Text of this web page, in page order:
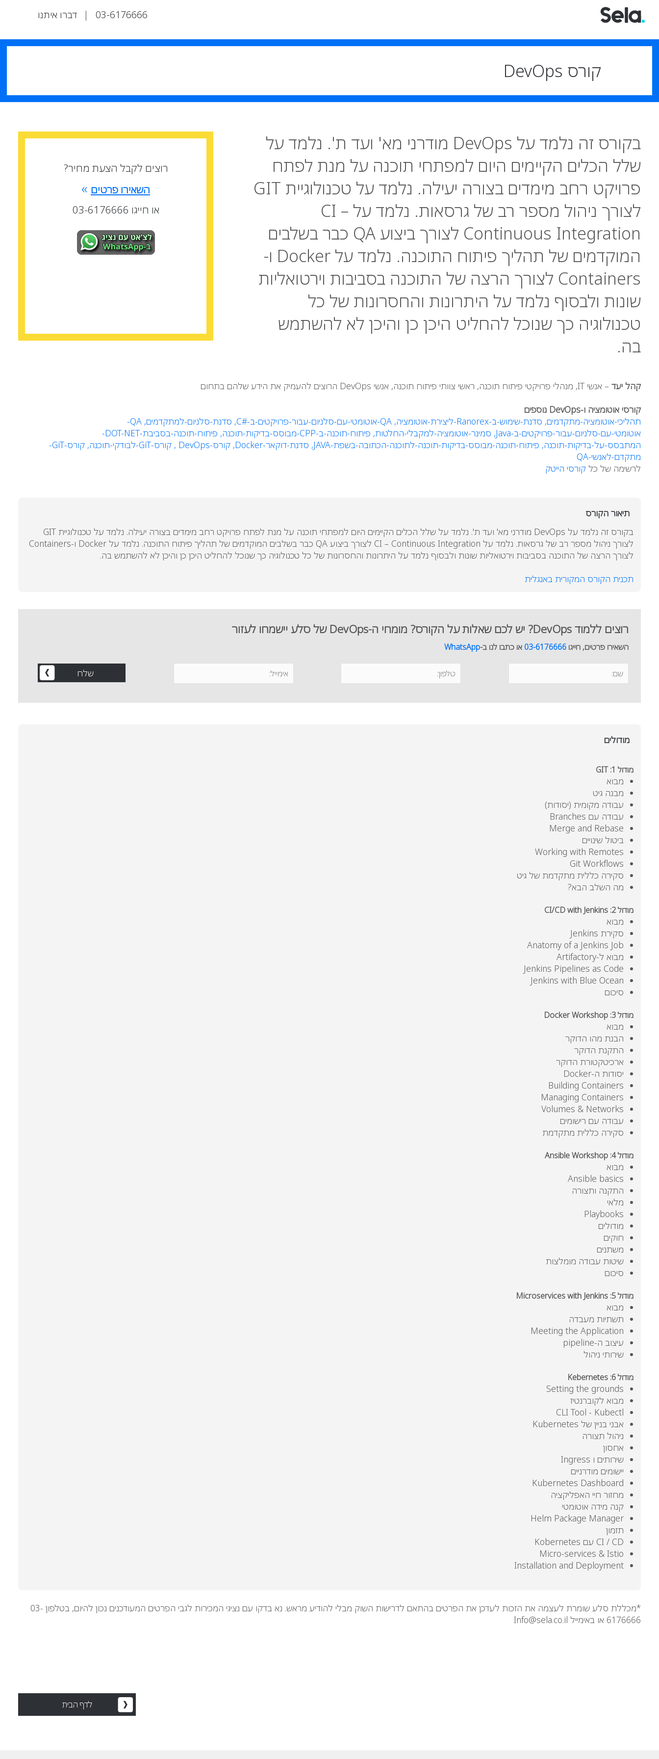
03-6176666
| דברו איתנו
קורס DevOps
בקורס זה נלמד על DevOps מודרני מא' ועד ת'. נלמד על
שלל הכלים הקיימים היום למפתחי תוכנה על מנת לפתח
פרויקט רחב מימדים בצורה יעילה. נלמד על טכנולוגיית GIT
לצורך ניהול מספר רב של גרסאות. נלמד על CI –
Continuous Integration לצורך ביצוע QA כבר בשלבים
המוקדמים של תהליך פיתוח התוכנה. נלמד על Docker ו-
Containers לצורך הרצה של התוכנה בסביבות וירטואליות
שונות ולבסוף נלמד על היתרונות והחסרונות של כל
טכנולוגיה כך שנוכל להחליט היכן כן והיכן לא להשתמש
בה.
קהל יעד – אנשי IT, מנהלי פרויקטי פיתוח תוכנה, ראשי צוותי פיתוח תוכנה, אנשי DevOps הרוצים להעמיק את הידע שלהם בתחום
קורסי אוטומציה ו-DevOps נוספים
תהליכי-אוטומציה-מתקדמים, סדנת-שימוש-ב-Ranorex-ליצירת-אוטומציה, QA-אוטומטי-עם-סלניום-עבור-פרויקטים-ב-#C
, סדנת-סלניום-למתקדמים, QA
-
אוטומטי-עם-סלניום-עבור-פרויקטים-ב-Java
, סמינר-אוטומציה-למקבלי-החלטות, פיתוח-תוכנה-ב-CPP-מבוסס-בדיקות-תוכנה,
פיתוח-תוכנה-בסביבת-DOT-NET-
המתבסס-על-בדיקות-תוכנה, פיתוח-תוכנה-מבוסס-בדיקות-תוכנה-לתוכנה-הכתובה-בשפת-JAVA, סדנת-דוקאר-Docker, קורס-DevOps , קורס-GiT-לבודקי-תוכנה,
קורס-GiT-
מתקדם-לאנשי-QA
לרשימה של כל קורסי הייטק
תיאור הקורס
בקורס זה נלמד על DevOps מודרני מא' ועד ת'. נלמד על שלל הכלים הקיימים היום למפתחי תוכנה על מנת לפתח פרויקט רחב מימדים בצורה יעילה. נלמד על טכנולוגיית GIT
לצורך ניהול מספר רב של גרסאות. נלמד על CI – Continuous Integration לצורך ביצוע QA כבר בשלבים המוקדמים של תהליך פיתוח התוכנה. נלמד על Docker ו-Containers
לצורך הרצה של התוכנה בסביבות וירטואליות שונות ולבסוף נלמד על היתרונות והחסרונות של כל טכנולוגיה כך שנוכל להחליט היכן כן והיכן לא להשתמש בה.
תכנית הקורס המקורית באנגלית
רוצים ללמוד DevOps? יש לכם שאלות על הקורס? מומחי ה-DevOps של סלע יישמחו לעזור
השאירו פרטים, חייגו03-6176666 או כתבו לנו ב-WhatsApp
מודולים
מודול 1: GIT
מבוא
מבנה גיט
עבודה מקומית (יסודות)
עבודה עם Branches
Merge and Rebase
ביטול שינויים
Working with Remotes
Git Workflows
סקירה כללית מתקדמת של גיט
מה השלב הבא?
מודול2: CI/CD with Jenkins
מבוא
סקירת Jenkins
Anatomy of a Jenkins Job
מבוא ל-Artifactory
Jenkins Pipelines as Code
Jenkins with Blue Ocean
סיכום
מודול3: Docker Workshop
מבוא
הבנת מהו הדוקר
התקנת הדוקר
ארכיטקטורת הדוקר
יסודות ה-Docker
Building Containers
Managing Containers
Volumes & Networks
עבודה עם רישומים
סקירה כללית מתקדמת
מודול4: Ansible Workshop
מבוא
Ansible basics
התקנה ותצורה
מלאי
Playbooks
מודולים
חוקים
משתנים
שיטות עבודה מומלצות
סיכום
מודול5: Microservices with Jenkins
מבוא
תשתיות מעבדה
Meeting the Application
עיצוב ה-pipeline
שירותי ניהול
מודול6: Kebernetes
Setting the grounds
מבוא לקוברנטיז
CLI Tool - Kubectl
אבני בניין של Kubernetes
ניהול תצורה
אחסון
שירותים ו Ingress
יישומים מודרניים
Kubernetes Dashboard
מחזור חיי האפליקציה
קנה מידה אוטומטי
Helm Package Manager
תזמון
CI / CD עם Kobernetes
Micro-services & Istio
Installation and Deployment
*מכללת סלע שומרת לעצמה את הזכות לעדכן את הפרטים בהתאם לדרישות השוק מבלי להודיע מראש. נא בדקו עם נציגי המכירות לגבי הפרטים המעודכנים נכון להיום, בטלפון 03-
6176666 או באימייל Info@sela.co.il
רוצים לקבל הצעת מחיר?
השאירו פרטים »
או חייגו 03-6176666
לדף הבית